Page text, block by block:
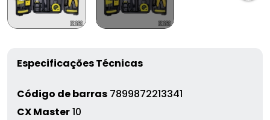
Especificações Técnicas
Código de barras 7899872213341
CX Master10